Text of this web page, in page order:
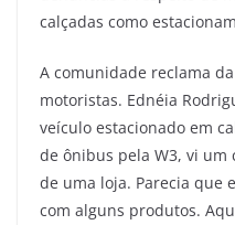
calçadas como
A comunidade reclama
motoristas. Ednéia
veículo estacionado em
de ônibus pela W3, vi
de uma loja. Parecia que
com alguns produtos.